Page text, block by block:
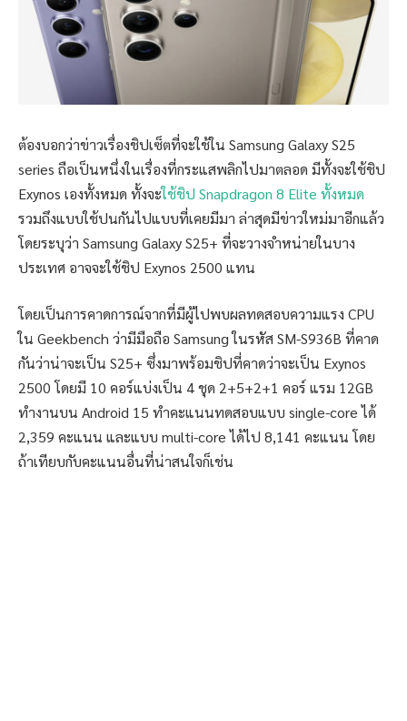
ต้องบอกว่าข่าวเรื่องชิปเซ็ตที่จะใช้ใน Samsung Galaxy S25
series ถือเป็นหนึ่งในเรื่องที่กระแสพลิกไปมาตลอด มีทั้งจะใช้ชิป
Exynos เองทั้งหมด ทั้งจะใช้ชิป Snapdragon 8 Elite ทั้งหมด
รวมถึงแบบใช้ปนกันไปแบบที่เคยมีมา ล่าสุดมีข่าวใหม่มาอีกแล้ว
โดยระบุว่า Samsung Galaxy S25+ ที่จะวางจำหน่ายในบาง
ประเทศ​ อาจจะใช้ชิป Exynos 2500 แทน
โดยเป็นการคาดการณ์จากที่มีผู้ไปพบผลทดสอบความแรง CPU
ใน Geekbench ว่ามีมือถือ Samsung ในรหัส SM-S936B ที่คาด
กันว่าน่าจะเป็น S25+ ซึ่งมาพร้อมชิปที่คาดว่าจะเป็น Exynos
2500 โดยมี 10 คอร์แบ่งเป็น 4 ชุด 2+5+2+1 คอร์ แรม 12GB
ทำงานบน Android 15 ทำคะแนนทดสอบแบบ single-core ได้
2,359 คะแนน และแบบ multi-core ได้ไป 8,141 คะแนน โดย
ถ้าเทียบกับคะแนนอื่นที่น่าสนใจก็เช่น